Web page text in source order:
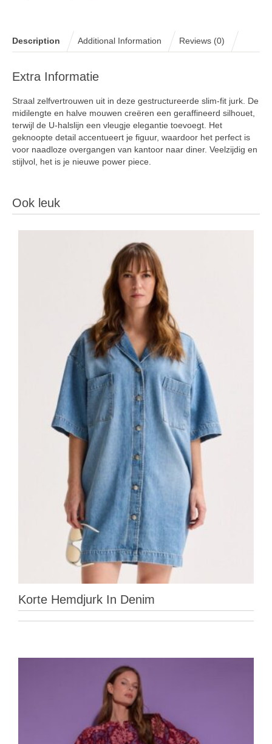
Description Additional Information Reviews (0)
Extra Informatie
Straal zelfvertrouwen uit in deze gestructureerde slim-fit jurk. De
midilengte en halve mouwen creëren een geraffineerd silhouet,
terwijl de U-halslijn een vleugje elegantie toevoegt. Het
geknoopte detail accentueert je figuur, waardoor het perfect is
voor naadloze overgangen van kantoor naar diner. Veelzijdig en
stijlvol, het is je nieuwe power piece.
Ook leuk
Korte Hemdjurk In Denim